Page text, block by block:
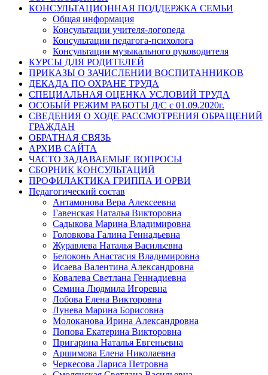
КОНСУЛЬТАЦИОННАЯ ПОДДЕРЖКА СЕМЬИ
Общая информация
Консультации учителя-логопеда
Консультации педагога-психолога
Консультации музыкального руководителя
КУРСЫ ДЛЯ РОДИТЕЛЕЙ
ПРИКАЗЫ О ЗАЧИСЛЕНИИ ВОСПИТАННИКОВ
ДЕКАДА ПО ОХРАНЕ ТРУДА
СПЕЦИАЛЬНАЯ ОЦЕНКА УСЛОВИЙ ТРУДА
ОСОБЫЙ РЕЖИМ РАБОТЫ Д/С с 01.09.2020г.
СВЕДЕНИЯ О ХОДЕ РАССМОТРЕНИЯ ОБРАЩЕНИЙ
ГРАЖДАН
ОБРАТНАЯ СВЯЗЬ
АРХИВ САЙТА
ЧАСТО ЗАДАВАЕМЫЕ ВОПРОСЫ
СБОРНИК КОНСУЛЬТАЦИЙ
ПРОФИЛАКТИКА ГРИППА И ОРВИ
Педагогический состав
Антамонова Вера Алексеевна
Гавенская Наталья Викторовна
Садыкова Марина Владимировна
Головкова Галина Геннадьевна
Журавлева Наталья Васильевна
Белоконь Анастасия Владимировна
Исаева Валентина Александровна
Ковалева Светлана Геннадиевна
Семина Людмила Игоревна
Лобова Елена Викторовна
Лунева Марина Борисовна
Молоканова Ирина Александровна
Попова Екатерина Викторовна
Пригарина Наталья Евгеньевна
Аршимова Елена Николаевна
Черкесова Лариса Петровна